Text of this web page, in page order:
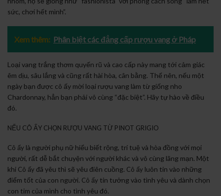
sức, chơi hết mình”.
Xem thêm: Phân biệt các đẳng cấp rượu vang ở Pháp
Loại vang trắng thơm quyến rũ và cao cấp này mang tới cảm giác
êm dịu, sâu lắng và cũng rất hài hòa, cân bằng. Thế nên, nếu một
ngày bạn được cô ấy mời loại rượu vang làm từ giống nho
Chardonnay, hẳn bạn phải vô cùng “đặc biệt”. Hãy tự hào về điều
đó.
NẾU CÔ ẤY CHỌN RƯỢU VANG TỪ PINOT GRIGIO
Cô ấy là người phụ nữ hiểu biết rộng, trí tuệ và hòa đồng với mọi
người, rất dễ bắt chuyện với người khác và vô cùng lãng mạn. Một
khi Cô ấy đã yêu thì sẽ yêu điên cuồng. Cô ấy luôn tin vào những
điểm tốt của con người. Cô ấy tin tưởng vào tình yêu và dành chọn
con tim của mình cho tình yêu đó.